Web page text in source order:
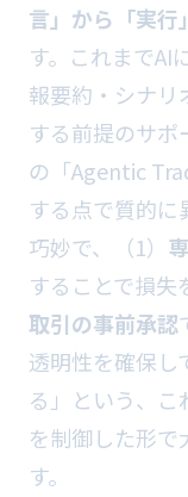
言」から「実行
す。これまでAI
報要約・シナリ
する前提のサ
の「Agentic
する点で質的に
巧妙で、（1）
することで損失
取引の事前承認
透明性を確保し
る」という、こ
を制御した形で
す。